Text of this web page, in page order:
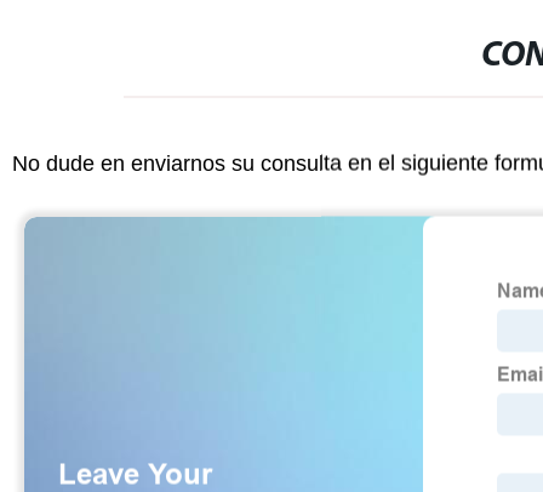
No dude en enviarnos su consulta en el siguiente